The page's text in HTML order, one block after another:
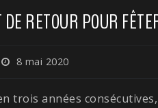
RETOUR POUR
8 mai 2020
trois années